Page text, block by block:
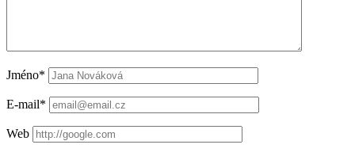
Jméno*
E-mail*
Web